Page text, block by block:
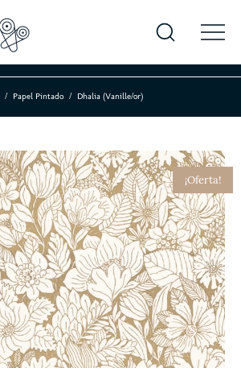
Papel Pintado Dhalia (Vanille/or)
¡Oferta!